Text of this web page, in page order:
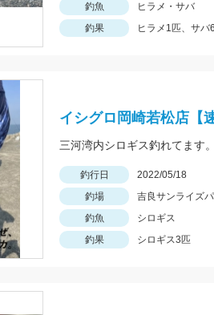
釣魚
ヒラメ・サバ
釣果
ヒラメ1匹、サバ
イシグロ岡崎若松店【
三河湾内シロギス釣れてます。
釣行日 2022/05/18
釣場
吉良サンライズ
釣魚
シロギス
釣果
シロギス3匹